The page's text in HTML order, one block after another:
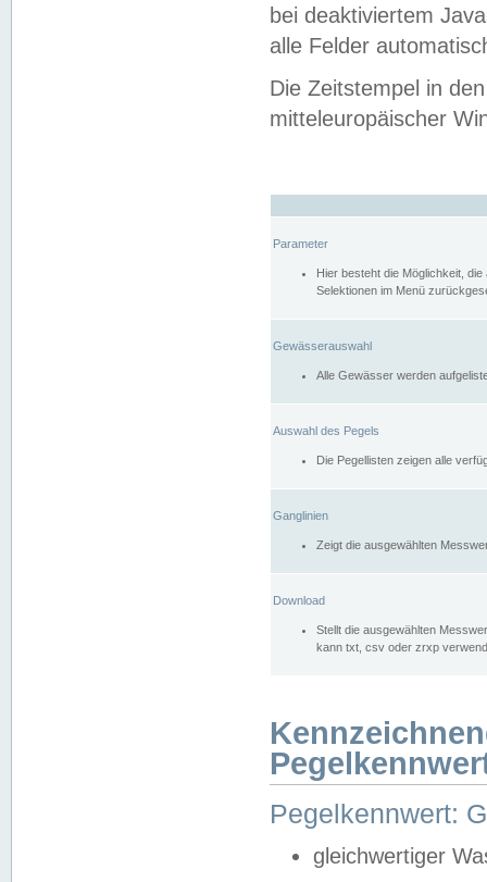
bei deaktiviertem
alle Felder
Die Zeitstempel in
mitteleuropäischer
Parameter
Hier besteht die Möglichkeit,
Selektionen im Menü
Gewässerauswahl
Alle Gewässer werden
Auswahl des Pegels
Die Pegellisten zeigen alle
Ganglinien
Zeigt die ausgewählten
Download
Stellt die ausgewählten
kann txt, csv oder zrxp
Pegelkennwert:
gleichwertiger